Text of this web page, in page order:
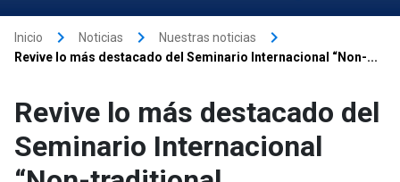
Inicio keyboard_arrow_right Noticias keyboard_arrow_right Nuestras noticias keyboard_arrow_right
Revive lo más destacado del Seminario Internacional “Non-...
Revive lo más destacado del
Seminario Internacional